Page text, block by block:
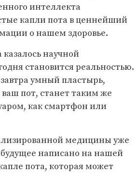
интеллекта
капли пота в ценнейший
о нашем здоровье.
научной
становится реальностью.
умный пластырь,
пот, станет таким же
как смартфон или
медицины уже
написано на нашей
пота, которая может